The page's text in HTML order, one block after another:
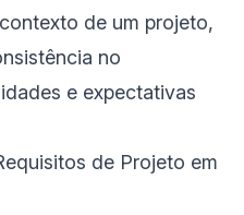
de um projeto,
no
e expectativas
de Projeto em